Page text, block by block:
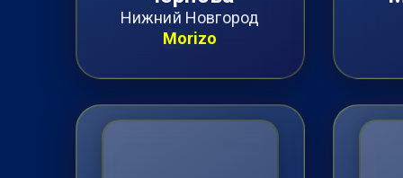
Нижний Новгород
Morizo